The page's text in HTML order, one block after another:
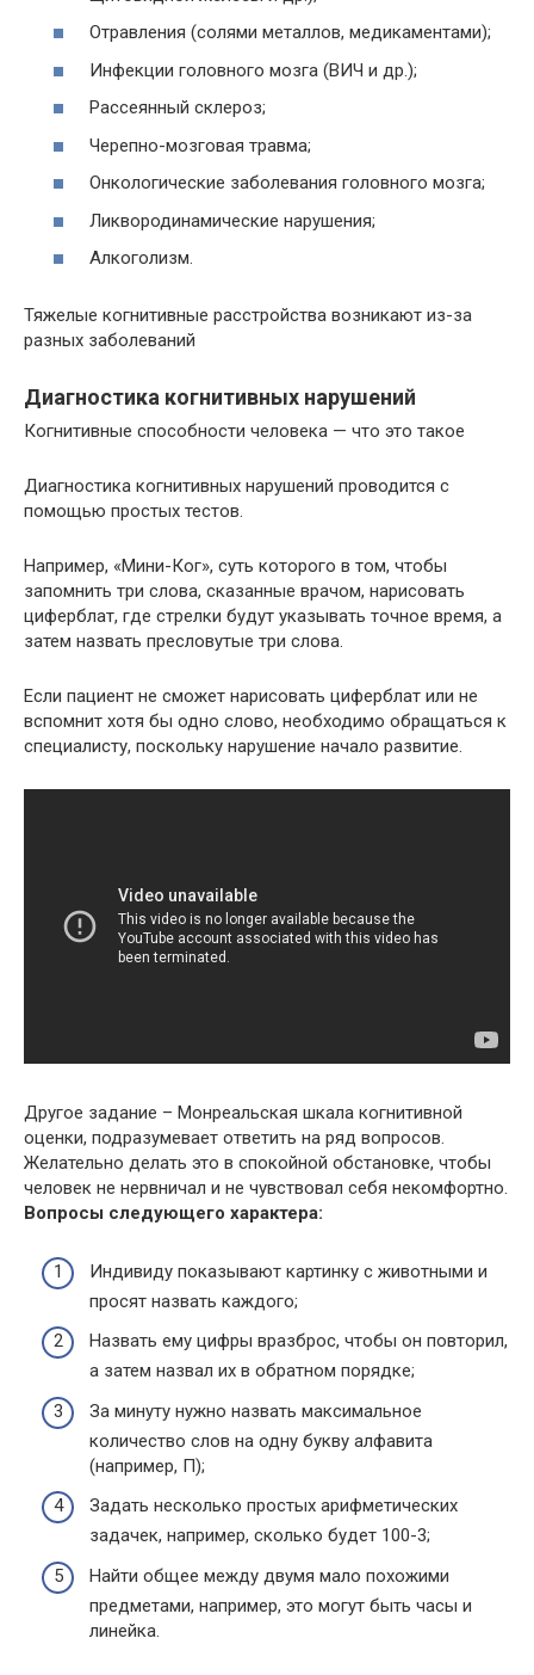
Отравления (солями металлов, медикаментами);
Инфекции головного мозга (ВИЧ и др.);
Рассеянный склероз;
Черепно-мозговая травма;
Онкологические заболевания головного мозга;
Ликвородинамические нарушения;
Алкоголизм.
Тяжелые когнитивные расстройства возникают из-за
разных заболеваний
Диагностика когнитивных нарушений
Когнитивные способности человека — что это такое
Диагностика когнитивных нарушений проводится с
помощью простых тестов.
Например, «Мини-Ког», суть которого в том, чтобы
запомнить три слова, сказанные врачом, нарисовать
циферблат, где стрелки будут указывать точное время, а
затем назвать пресловутые три слова.
Если пациент не сможет нарисовать циферблат или не
вспомнит хотя бы одно слово, необходимо обращаться к
специалисту, поскольку нарушение начало развитие.
Другое задание – Монреальская шкала когнитивной
оценки, подразумевает ответить на ряд вопросов.
Желательно делать это в спокойной обстановке, чтобы
человек не нервничал и не чувствовал себя некомфортно.
Вопросы следующего характера:
Индивиду показывают картинку с животными и
просят назвать каждого;
Назвать ему цифры вразброс, чтобы он повторил,
а затем назвал их в обратном порядке;
За минуту нужно назвать максимальное
количество слов на одну букву алфавита
(например, П);
Задать несколько простых арифметических
задачек, например, сколько будет 100-3;
Найти общее между двумя мало похожими
предметами, например, это могут быть часы и
линейка.